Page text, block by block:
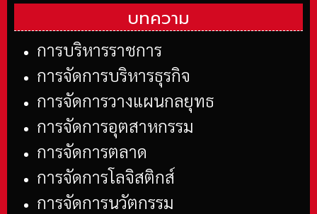
บทความ
การบริหารราชการ
การจัดการบริหารธุรกิจ
การจัดการวางแผนกลยุทธ
การจัดการอุตสาหกรรม
การจัดการตลาด
การจัดการโลจิสติกส์
การจัดการนวัตกรรม